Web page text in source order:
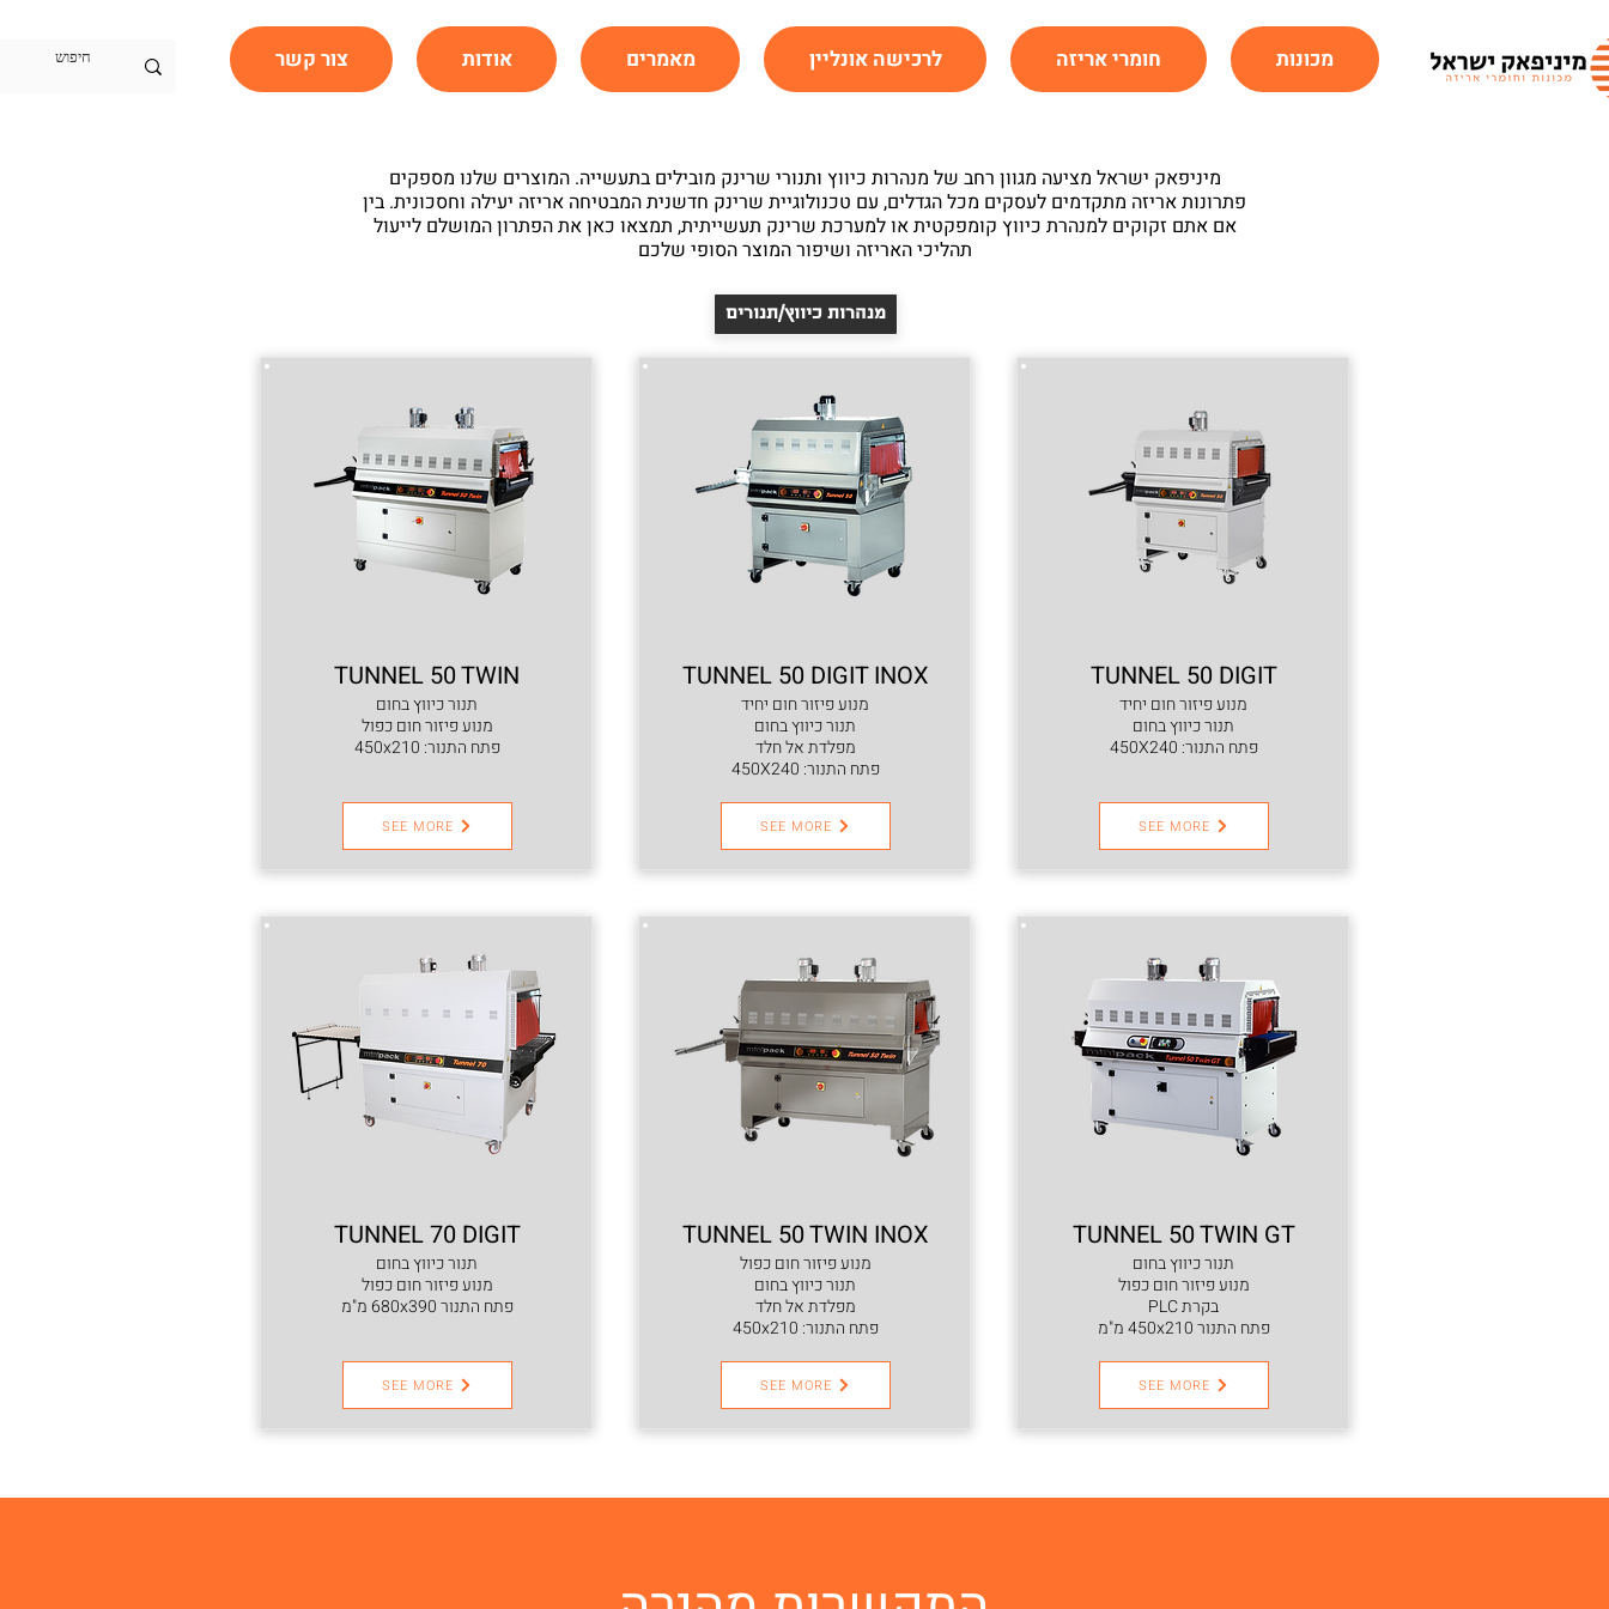
מכונות חומרי אריזה לרכישה אונליין מאמרים אודות צור קשר
מיניפאק ישראל מציעה מגוון רחב של מנהרות כיווץ ותנורי שרינק מובילים בתעשייה. המוצרים שלנו מספקים
פתרונות אריזה מתקדמים לעסקים מכל הגדלים, עם טכנולוגיית שרינק חדשנית המבטיחה אריזה יעילה וחסכונית. בין
אם אתם זקוקים למנהרת כיווץ קומפקטית או למערכת שרינק תעשייתית, תמצאו כאן את הפתרון המושלם לייעול
תהליכי האריזה ושיפור המוצר הסופי שלכם
מנהרות כיווץ/תנורים
TUNNEL 50 DIGIT
מנוע פיזור חום יחיד
תנור כיווץ בחום
פתח התנור: 450X240
SEE MORE
TUNNEL 50 TWIN GT
תנור כיווץ בחום
מנוע פיזור חום כפול
בקרת PLC
פתח התנור 450x210 מ"מ
SEE MORE
TUNNEL 50 DIGIT INOX
מנוע פיזור חום יחיד
תנור כיווץ בחום
מפלדת אל חלד
פתח התנור: 450X240
SEE MORE
TUNNEL 50 TWIN INOX
מנוע פיזור חום כפול
תנור כיווץ בחום
מפלדת אל חלד
פתח התנור: 450x210
SEE MORE
TUNNEL 50 TWIN
תנור כיווץ בחום
מנוע פיזור חום כפול
פתח התנור: 450x210
SEE MORE
TUNNEL 70 DIGIT
תנור כיווץ בחום
מנוע פיזור חום כפול
פתח התנור 680x390 מ"מ
SEE MORE